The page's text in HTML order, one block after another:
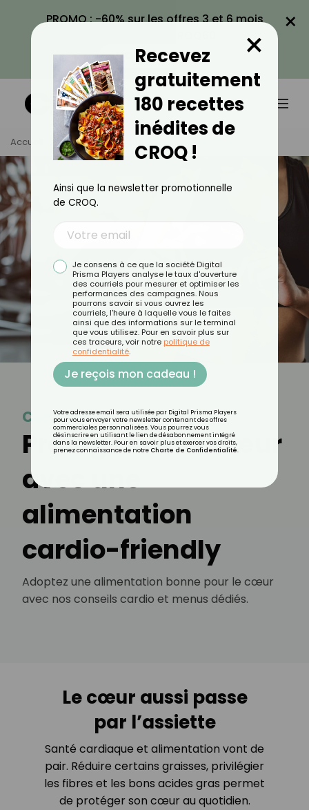
PROMO : -60% sur les offres 3 et 6 mois
VOIR LA PROMO
×
Accueil Tag Cardiaque
Cardiaque
Protégez votre cœur
avec une
alimentation
cardio-friendly
Adoptez une alimentation bonne pour le cœur
avec nos conseils cardio et menus dédiés.
Le cœur aussi passe
par l’assiette
Santé cardiaque et alimentation vont de
pair. Réduire certains graisses, privilégier
les fibres et les bons acides gras permet
de protéger son cœur au quotidien.
Recevez
gratuitement
180 recettes
inédites de
CROQ !
×
Ainsi que la newsletter promotionnelle
de CROQ.
Je consens à ce que la société Digital
Prisma Players analyse le taux d'ouverture
des courriels pour mesurer et optimiser les
performances des campagnes. Nous
pourrons savoir si vous ouvrez les
courriels, l'heure à laquelle vous le faites
ainsi que des informations sur le terminal
que vous utilisez. Pour en savoir plus sur
ces traceurs, voir notre politique de
confidentialité.
Je reçois mon cadeau !
Votre adresse email sera utilisée par Digital Prisma Players
pour vous envoyer votre newsletter contenant des offres
commerciales personnalisées. Vous pourrez vous
désinscrire en utilisant le lien de désabonnement intégré
dans la newsletter. Pour en savoir plus et exercer vos droits,
prenez connaissance de notre Charte de Confidentialité.